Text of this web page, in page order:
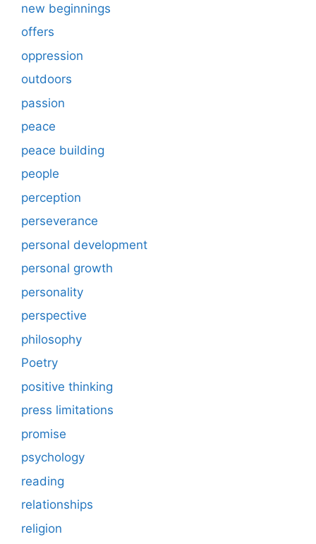
new beginnings
offers
oppression
outdoors
passion
peace
peace building
people
perception
perseverance
personal development
personal growth
personality
perspective
philosophy
Poetry
positive thinking
press limitations
promise
psychology
reading
relationships
religion